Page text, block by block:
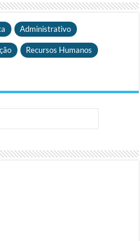
Administrativo
Recursos Humanos